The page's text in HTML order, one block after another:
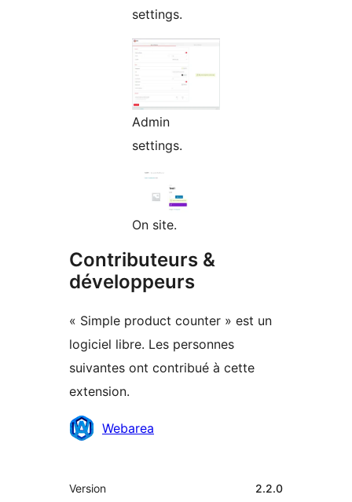
settings.
Admin
settings.
On site.
Contributeurs &
développeurs
« Simple product counter » est un
logiciel libre. Les personnes
suivantes ont contribué à cette
extension.
Contributeurs
Webarea
Méta
Version 2.2.0